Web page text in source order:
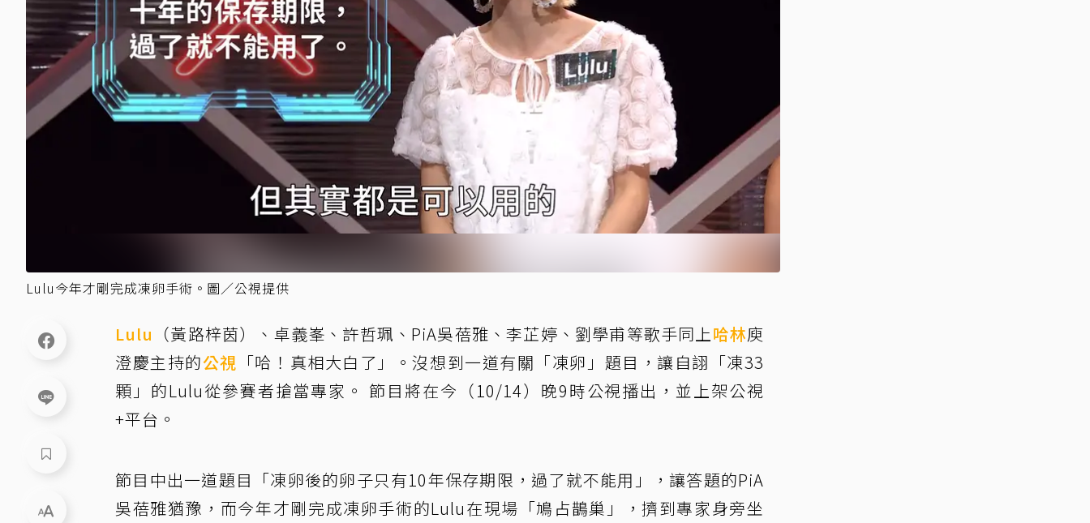
Lulu今年才剛完成凍卵手術。圖／公視提供
Lulu （黃路梓茵）、卓義峯、許哲珮、PiA吳蓓雅、李芷婷、劉學甫等歌手同上哈林庾
澄慶主持的公視 「哈！真相大白了」。沒想到一道有關「凍卵」題目，讓自詡「凍33
顆」的Lulu從參賽者搶當專家。 節目將在今（10/14）晚9時公視播出，並上架公視
+平台。
節目中出一道題目「凍卵後的卵子只有10年保存期限，過了就不能用」，讓答題的PiA
吳蓓雅猶豫，而今年才剛完成凍卵手術的Lulu在現場「鳩占鵲巢」，擠到專家身旁坐